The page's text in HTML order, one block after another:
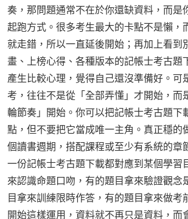
奏，那問題通常不在於你還缺資料，而是
起跑方式。很多考生最大的卡點不是懶，
就走錯，所以一直延後開始；再加上看到
畫、上榜心得、各種版本的記帳士考古題
產生比較心理，覺得自己還沒準備好。可
考，往往不是從「全部弄懂」才開始，而
輪節奏」開始。你可以把記帳士考古題下
點，但不要把它當成唯一主角。真正穩的
個讀書週期，搭配課程或至少有系統的章
一份記帳士考古題下載都對應到某個學習
來認識命題口吻，有的題目拿來驗證觀念
目拿來訓練限時作答，有的題目拿來做考
開始這樣運用，資料就不再只是資料，而